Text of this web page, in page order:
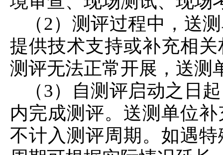
（2）测评过程中，送
提供技术支持或补充相
测评无法正常开展，送测
（3）自测评启动之日
内完成测评。送测单位
不计入测评周期。如遇